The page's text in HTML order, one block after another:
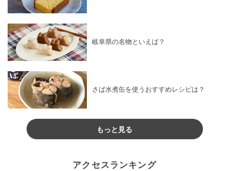
岐阜県の名物といえば？
さば水煮缶を使うおすすめレシピは？
もっと見る
アクセスランキング